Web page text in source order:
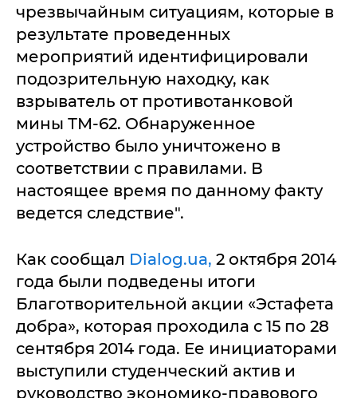
чрезвычайным ситуациям, которые в
результате проведенных
мероприятий идентифицировали
подозрительную находку, как
взрыватель от противотанковой
мины ТМ-62. Обнаруженное
устройство было уничтожено в
соответствии с правилами. В
настоящее время по данному факту
ведется следствие".
Как сообщал Dialog.ua, 2 октября 2014
года были подведены итоги
Благотворительной акции «Эстафета
добра», которая проходила с 15 по 28
сентября 2014 года. Ее инициаторами
выступили студенческий актив и
руководство экономико-правового